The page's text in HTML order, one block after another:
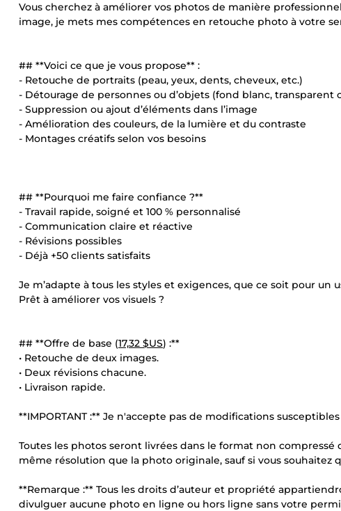
Vous cherchez à améliorer vos photos de manière
image, je mets mes compétences en retouche photo à votre
## **Voici ce que je vous propose** :
- Retouche de portraits (peau, yeux, dents, cheveux, etc.)
- Détourage de personnes ou d’objets (fond blanc, transparent
- Suppression ou ajout d’éléments dans l’image
- Amélioration des couleurs, de la lumière et du contraste
- Montages créatifs selon vos besoins
## **Pourquoi me faire confiance ?**
- Travail rapide, soigné et 100 % personnalisé
- Communication claire et réactive
- Révisions possibles
- Déjà +50 clients satisfaits
Je m’adapte à tous les styles et exigences, que ce soit pour
Prêt à améliorer vos visuels ?
## **Offre de base (17,32 $US) :**
• Retouche de deux images.
• Deux révisions chacune.
• Livraison rapide.
**IMPORTANT :** Je n'accepte pas de modifications
Toutes les photos seront livrées dans le format non compressé
même résolution que la photo originale, sauf si vous souhaitez
**Remarque :** Tous les droits d’auteur et propriété
divulguer aucune photo en ligne ou hors ligne sans votre